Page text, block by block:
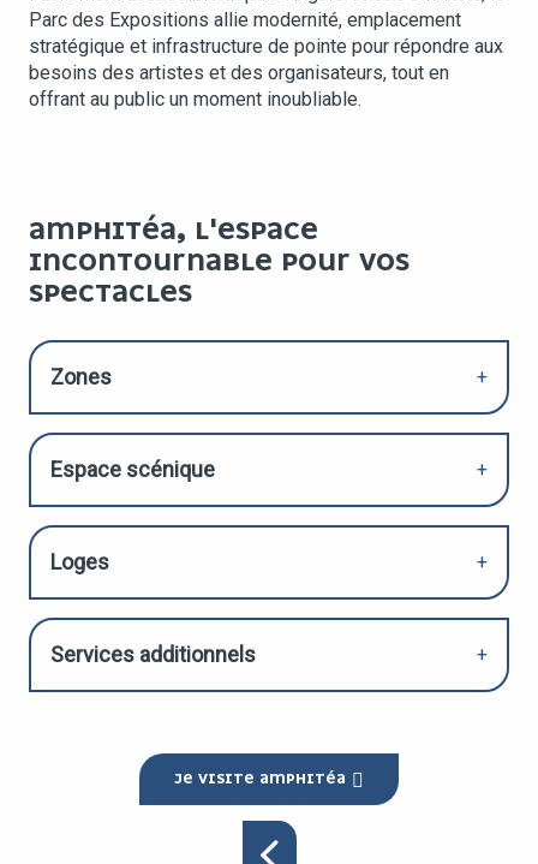
Parc des Expositions allie modernité, emplacement
stratégique et infrastructure de pointe pour répondre aux
besoins des artistes et des organisateurs, tout en
offrant au public un moment inoubliable.
AMPHITÉA, L'ESPACE
INCONTOURNABLE POUR VOS
SPECTACLES
Zones
Espace scénique
Loges
Services additionnels
JE VISITE AMPHITÉA